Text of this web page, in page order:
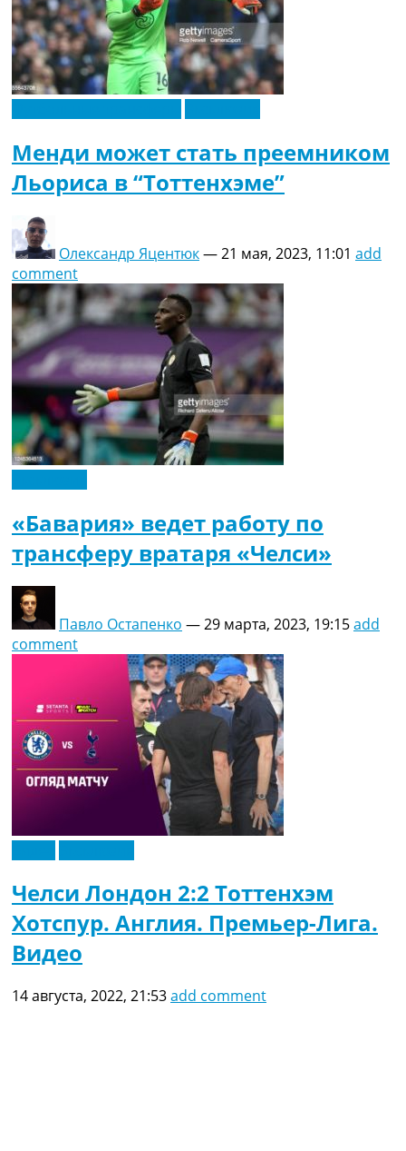
Менди может стать преемником
Льориса в “Тоттенхэме”
Олександр Яцентюк—21 мая, 2023, 11:01 add
comment
«Бавария» ведет работу по
трансферу вратаря «Челси»
Павло Остапенко —29 марта, 2023, 19:15add
comment
Челси Лондон 2:2 Тоттенхэм
Хотспур. Англия. Премьер-Лига.
Видео
14 августа, 2022, 21:53add comment